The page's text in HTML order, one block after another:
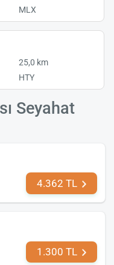
MLX
25,0 km
HTY
Seyahat
4.362 TL
1.300 TL